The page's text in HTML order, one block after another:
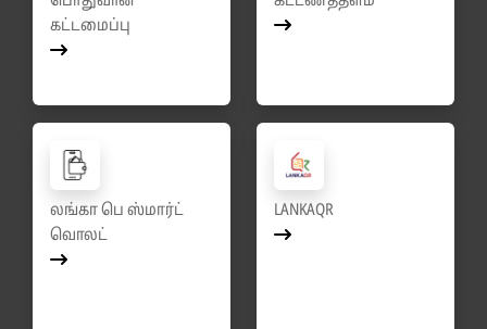
கட்டமைப்பு
லங்கா பெ ஸ்மார்ட்
வொலட்
LANKAQR